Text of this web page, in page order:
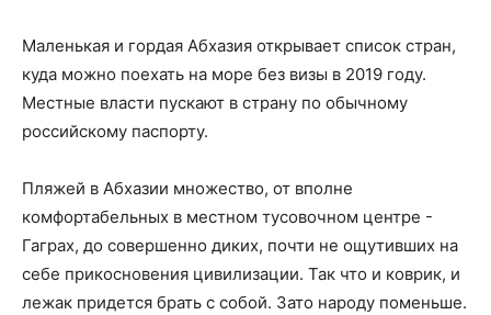
Маленькая и гордая Абхазия открывает список стран,
куда можно поехать на море без визы в 2019 году.
Местные власти пускают в страну по обычному
российскому паспорту.
Пляжей в Абхазии множество, от вполне
комфортабельных в местном тусовочном центре -
Гаграх, до совершенно диких, почти не ощутивших на
себе прикосновения цивилизации. Так что и коврик, и
лежак придется брать с собой. Зато народу поменьше.